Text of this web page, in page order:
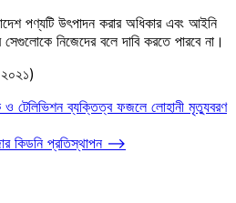
পণ্যটি উৎপাদন করার অধিকার এবং আইনি
নিজেদের বলে দাবি করতে পারবে না।
ও টেলিভিশন ব্যক্তিত্ব ফজলে লোহানী মৃত্যুবরণ
কিডনি প্রতিস্থাপন ⟶